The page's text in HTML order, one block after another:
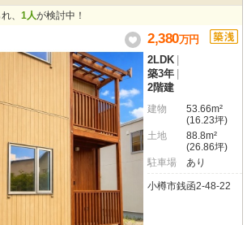
、 1人が検討中！
2,380万円
2LDK
築3年
2階建
建物
53.66m²
(16.23坪)
土地
88.8m²
(26.86坪)
駐車場
あり
小樽市銭函2-48-22